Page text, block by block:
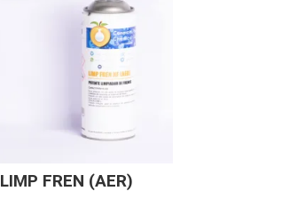
LIMP FREN (AER)